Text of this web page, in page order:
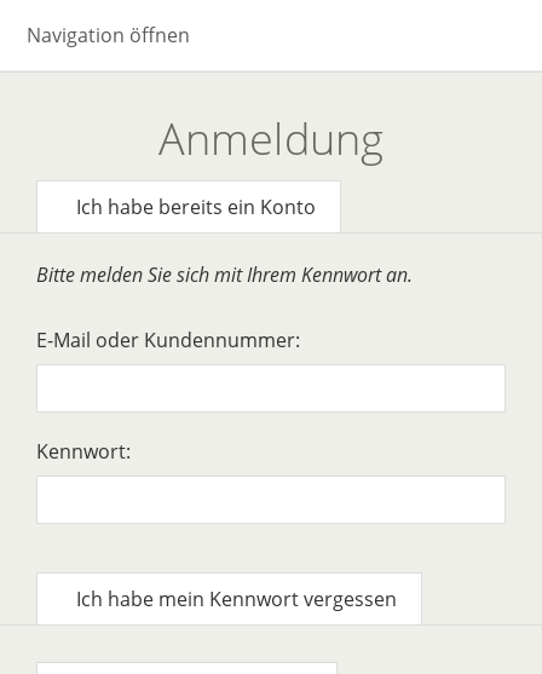
Navigation öffnen
Anmeldung
Ich habe bereits ein Konto
Bitte melden Sie sich mit Ihrem Kennwort an.
E-Mail oder Kundennummer:
Kennwort:
Ich habe mein Kennwort vergessen